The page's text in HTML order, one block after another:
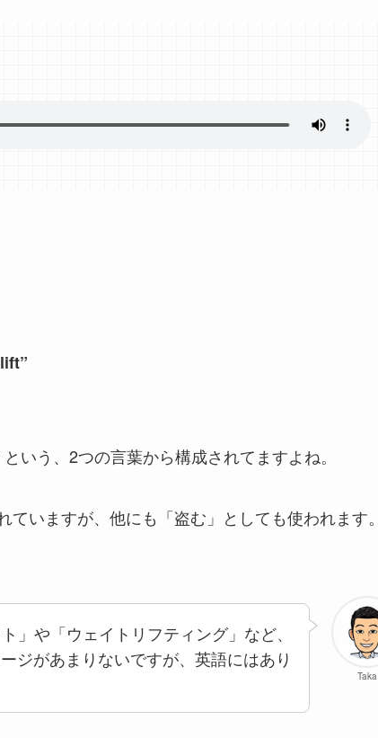
いう、2つの言葉から構成されてますよね。
いますが、他にも「盗む」としても使われます。
Taka
」や「ウェイトリフティング」など、
ジがあまりないですが、英語にはあり